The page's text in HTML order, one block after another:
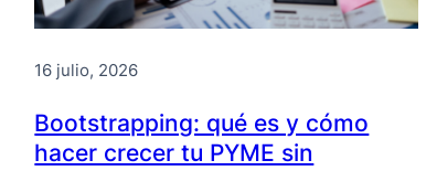
16 julio, 2026
Bootstrapping: qué es y cómo
hacer crecer tu PYME sin